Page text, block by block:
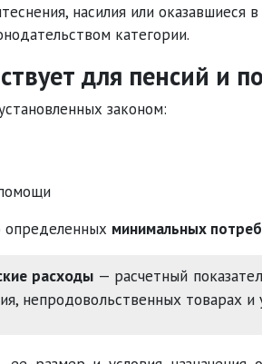
насилия или оказавшиеся
категории.
для пенсий и
законом:
определенных минимальных
расходы— расчетный
непродовольственных товарах и